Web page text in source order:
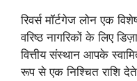
रिवर्स मॉर्टगेज लोन एक
वरिष्ठ नागरिकों के लिए
वित्तीय संस्थान आपके
रूप से एक निश्चित राशि